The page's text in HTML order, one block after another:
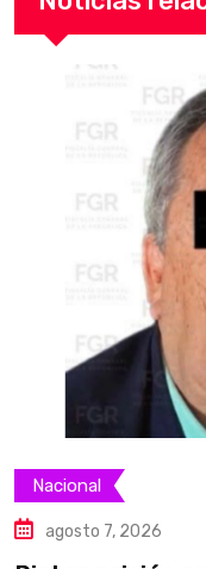
Nacional
agosto 7, 2026